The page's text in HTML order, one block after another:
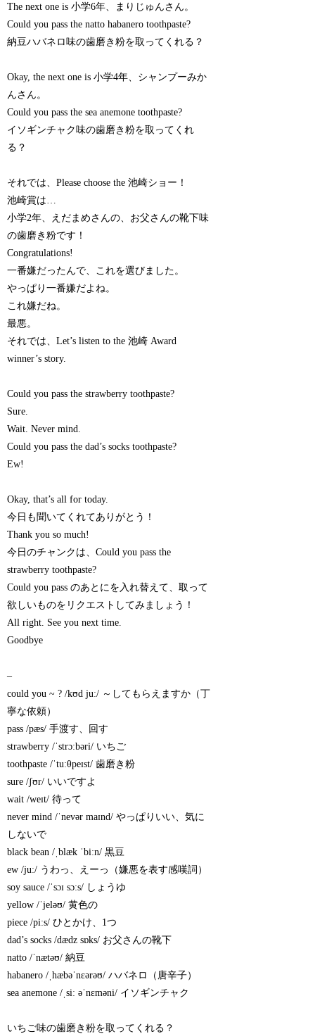
The next one is 小学6年、まりじゅんさん。
Could you pass the natto habanero toothpaste?
納豆ハバネロ味の歯磨き粉を取ってくれる？
Okay, the next one is 小学4年、シャンプーみか
んさん。
Could you pass the sea anemone toothpaste?
イソギンチャク味の歯磨き粉を取ってくれ
る？
それでは、Please choose the 池崎ショー！
池崎賞は…
小学2年、えだまめさんの、お父さんの靴下味
の歯磨き粉です！
Congratulations!
一番嫌だったんで、これを選びました。
やっぱり一番嫌だよね。
これ嫌だね。
最悪。
それでは、Let’s listen to the 池崎 Award
winner’s story.
Could you pass the strawberry toothpaste?
Sure.
Wait. Never mind.
Could you pass the dad’s socks toothpaste?
Ew!
Okay, that’s all for today.
今日も聞いてくれてありがとう！
Thank you so much!
今日のチャンクは、Could you pass the
strawberry toothpaste?
Could you pass のあとにを入れ替えて、取って
欲しいものをリクエストしてみましょう！
All right. See you next time.
Goodbye
–
could you ~ ? /kʊd juː/ ～してもらえますか（丁
寧な依頼）
pass /pæs/ 手渡す、回す
strawberry /ˈstrɔːbəri/ いちご
toothpaste /ˈtuːθpeɪst/ 歯磨き粉
sure /ʃʊr/ いいですよ
wait /weɪt/ 待って
never mind /ˈnevər maɪnd/ やっぱりいい、気に
しないで
black bean /ˌblæk ˈbiːn/ 黒豆
ew /juː/ うわっ、えーっ（嫌悪を表す感嘆詞）
soy sauce /ˈsɔɪ sɔːs/ しょうゆ
yellow /ˈjeləʊ/ 黄色の
piece /piːs/ ひとかけ、1つ
dad’s socks /dædz sɒks/ お父さんの靴下
natto /ˈnætəʊ/ 納豆
habanero /ˌhæbəˈnɛərəʊ/ ハバネロ（唐辛子）
sea anemone /ˌsiː əˈnɛməni/ イソギンチャク
いちご味の歯磨き粉を取ってくれる？